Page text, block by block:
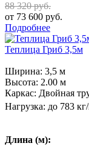
88 320 руб.
от 73 600 руб.
Подробнее
Теплица Гриб 3,5м
Ширина: 3,5 м
Высота: 2.00 м
Каркас: Двойная
Нагрузка: до 783
Длина (м):